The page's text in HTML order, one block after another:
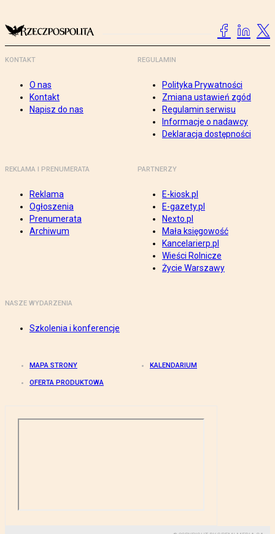
KONTAKT
O nas
Kontakt
Napisz do nas
REGULAMIN
Polityka Prywatności
Zmiana ustawień zgód
Regulamin serwisu
Informacje o nadawcy
Deklaracja dostępności
REKLAMA I PRENUMERATA
Reklama
Ogłoszenia
Prenumerata
Archiwum
PARTNERZY
E-kiosk.pl
E-gazety.pl
Nexto.pl
Mała księgowość
Kancelarierp.pl
Wieści Rolnicze
Życie Warszawy
NASZE WYDARZENIA
Szkolenia i konferencje
MAPA STRONY KALENDARIUM
OFERTA PRODUKTOWA